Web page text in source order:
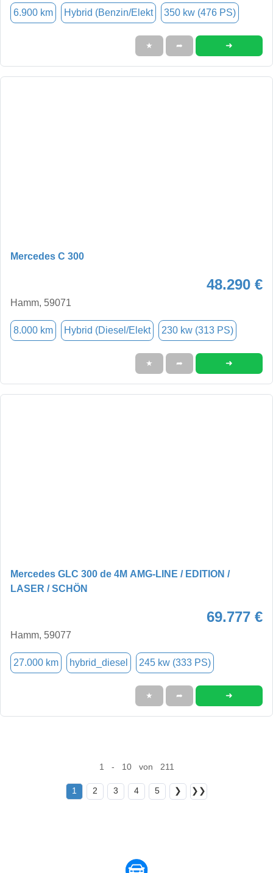
6.900 km Hybrid (Benzin/Elekt 350 kw (476 PS)
★ ➦ ➜
Mercedes C 300
48.290 €
Hamm, 59071
8.000 km Hybrid (Diesel/Elekt 230 kw (313 PS)
★ ➦ ➜
Mercedes GLC 300 de 4M AMG-LINE / EDITION /
LASER / SCHÖN
69.777 €
Hamm, 59077
27.000 km hybrid_diesel 245 kw (333 PS)
★ ➦ ➜
1 - 10 von 211
1 2 3 4 5 ❯ ❯❯